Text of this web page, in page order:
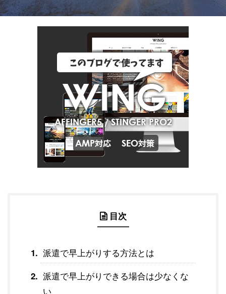
目次
派遣で早上がりする方法とは
派遣で早上がりできる場合は少なくな
い